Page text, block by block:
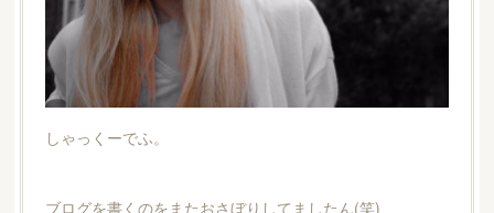
しゃっくーでふ。
ブログを書くのをまたおさぼりしてましたん(笑)